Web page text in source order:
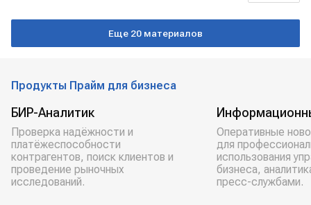
Регионы
Экономика
Еще 20 материалов
Продукты Прайм для бизнеса
БИР-Аналитик
Проверка надёжности и
платёжеспособности
контрагентов, поиск клиентов и
проведение рыночных
исследований.
Оперативные
для
использования
бизнеса,
пресс-службами.